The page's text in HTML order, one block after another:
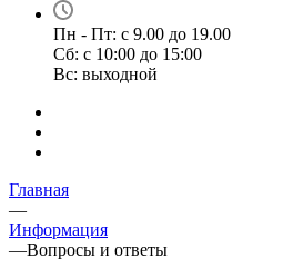
Пн - Пт: с 9.00 до 19.00
Сб: с 10:00 до 15:00
Вс: выходной
Главная
—
Информация
—Вопросы и ответы